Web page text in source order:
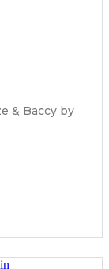
& Baccy by